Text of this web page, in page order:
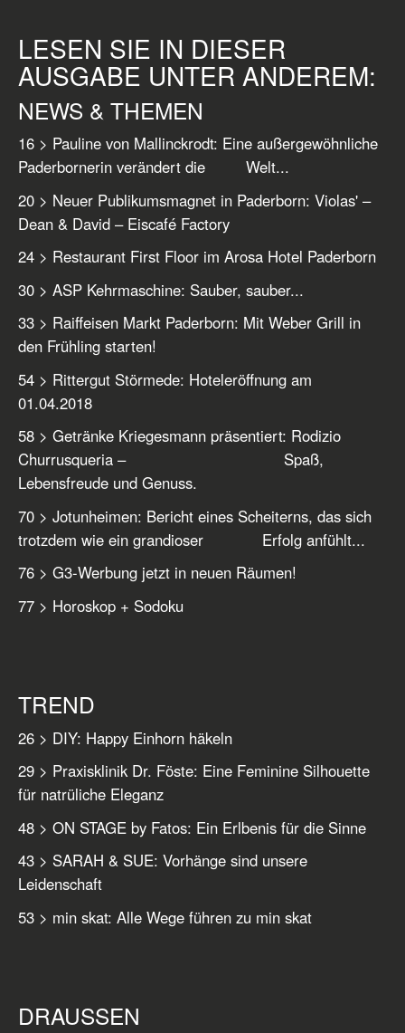
LESEN SIE IN DIESER
AUSGABE UNTER ANDEREM:
NEWS & THEMEN
16 > Pauline von Mallinckrodt: Eine außergewöhnliche
Paderbornerin verändert die Welt...
20 > Neuer Publikumsmagnet in Paderborn: Violas' –
Dean & David – Eiscafé Factory
24 > Restaurant First Floor im Arosa Hotel Paderborn
30 > ASP Kehrmaschine: Sauber, sauber...
33 > Raiffeisen Markt Paderborn: Mit Weber Grill in
den Frühling starten!
54 > Rittergut Störmede: Hoteleröffnung am
01.04.2018
58 > Getränke Kriegesmann präsentiert: Rodizio
Churrusqueria –
Spaß,
Lebensfreude und Genuss.
70 > Jotunheimen: Bericht eines Scheiterns, das sich
trotzdem wie ein grandioser
Erfolg anfühlt...
76 > G3-Werbung jetzt in neuen Räumen!
77 > Horoskop + Sodoku
TREND
26 > DIY: Happy Einhorn häkeln
29 > Praxisklinik Dr. Föste: Eine Feminine Silhouette
für natrüliche Eleganz
48 > ON STAGE by Fatos: Ein Erlbenis für die Sinne
43 > SARAH & SUE: Vorhänge sind unsere
Leidenschaft
53 > min skat: Alle Wege führen zu min skat
DRAUSSEN